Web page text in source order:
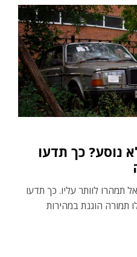
נוסע? כך תדעו
תמהרו לוותר עליו. כך תדעו
תמורה הוגנת במהירות